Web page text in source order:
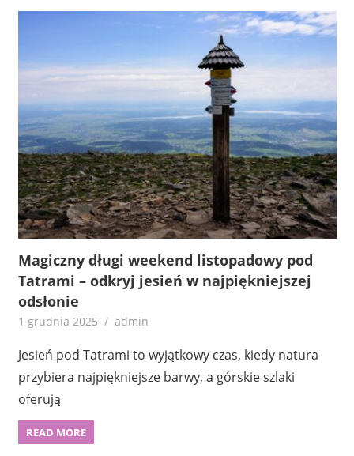
Magiczny długi weekend listopadowy pod
Tatrami – odkryj jesień w najpiękniejszej
odsłonie
1 grudnia 2025 admin
Jesień pod Tatrami to wyjątkowy czas, kiedy natura
przybiera najpiękniejsze barwy, a górskie szlaki
oferują
READ MORE